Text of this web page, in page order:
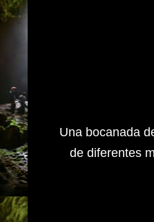
Una bocanada
de diferentes